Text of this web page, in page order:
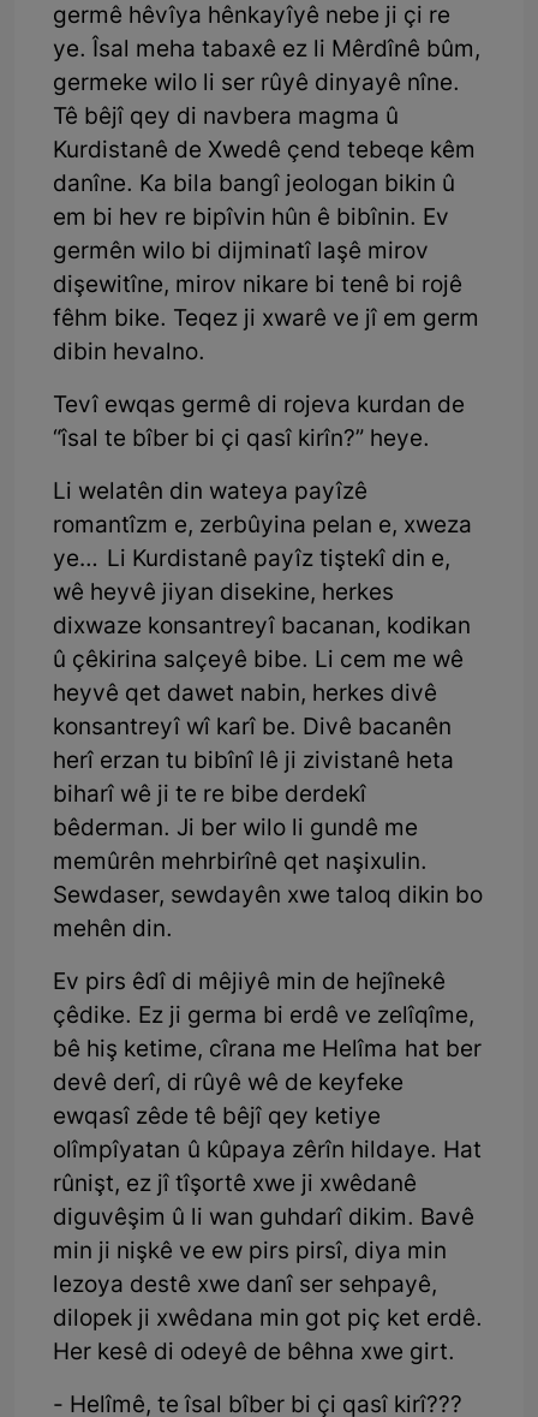
germê hêvîya hênkayîyê nebe ji çi re
ye. Îsal meha tabaxê ez li Mêrdînê bûm,
germeke wilo li ser rûyê dinyayê nîne.
Tê bêjî qey di navbera magma û
Kurdistanê de Xwedê çend tebeqe kêm
danîne. Ka bila bangî jeologan bikin û
em bi hev re bipîvin hûn ê bibînin. Ev
germên wilo bi dijminatî laşê mirov
dişewitîne, mirov nikare bi tenê bi rojê
fêhm bike. Teqez ji xwarê ve jî em germ
dibin hevalno.
Tevî ewqas germê di rojeva kurdan de
“îsal te bîber bi çi qasî kirîn?” heye.
Li welatên din wateya payîzê
romantîzm e, zerbûyina pelan e, xweza
ye… Li Kurdistanê payîz tiştekî din e,
wê heyvê jiyan disekine, herkes
dixwaze konsantreyî bacanan, kodikan
û çêkirina salçeyê bibe. Li cem me wê
heyvê qet dawet nabin, herkes divê
konsantreyî wî karî be. Divê bacanên
herî erzan tu bibînî lê ji zivistanê heta
biharî wê ji te re bibe derdekî
bêderman. Ji ber wilo li gundê me
memûrên mehrbirînê qet naşixulin.
Sewdaser, sewdayên xwe taloq dikin bo
mehên din.
Ev pirs êdî di mêjiyê min de hejînekê
çêdike. Ez ji germa bi erdê ve zelîqîme,
bê hiş ketime, cîrana me Helîma hat ber
devê derî, di rûyê wê de keyfeke
ewqasî zêde tê bêjî qey ketiye
olîmpîyatan û kûpaya zêrîn hildaye. Hat
rûnişt, ez jî tîşortê xwe ji xwêdanê
diguvêşim û li wan guhdarî dikim. Bavê
min ji nişkê ve ew pirs pirsî, diya min
lezoya destê xwe danî ser sehpayê,
dilopek ji xwêdana min got piç ket erdê.
Her kesê di odeyê de bêhna xwe girt.
- Helîmê, te îsal bîber bi çi qasî kirî???